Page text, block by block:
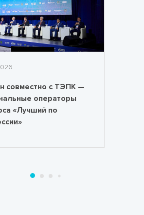
совместно с ТЭПК —
операторы
«Лучший по